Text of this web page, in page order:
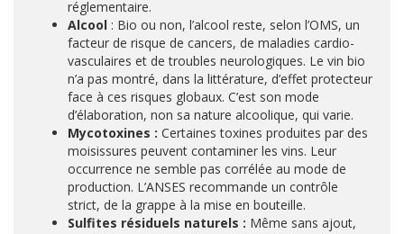
réglementaire.
Alcool : Bio ou non, l’alcool reste, selon l’OMS, un
facteur de risque de cancers, de maladies cardio-
vasculaires et de troubles neurologiques. Le vin bio
n’a pas montré, dans la littérature, d’effet protecteur
face à ces risques globaux. C’est son mode
d’élaboration, non sa nature alcoolique, qui varie.
Mycotoxines : Certaines toxines produites par des
moisissures peuvent contaminer les vins. Leur
occurrence ne semble pas corrélée au mode de
production. L’ANSES recommande un contrôle
strict, de la grappe à la mise en bouteille.
Sulfites résiduels naturels : Même sans ajout,